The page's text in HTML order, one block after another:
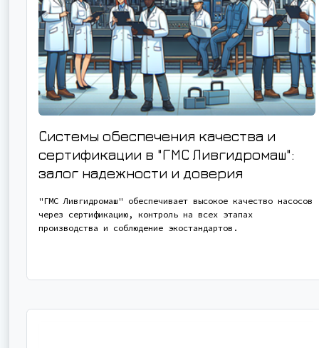
Системы обеспечения качества и
сертификации в "ГМС Ливгидромаш":
залог надежности и доверия
"ГМС Ливгидромаш" обеспечивает высокое качество насосов
через сертификацию, контроль на всех этапах
производства и соблюдение экостандартов.